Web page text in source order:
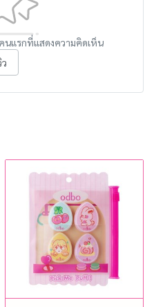
นแรกที่แสดงความคิดเห็น